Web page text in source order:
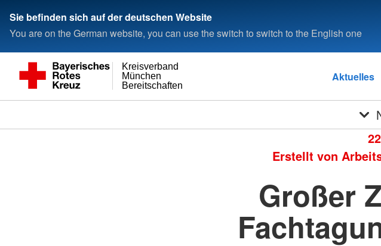
Sie befinden sich auf der deutschen Website
You are on the German website, you can use the switch to switch to the English one
Bereitschaften
München
Kreisverband
Aktuelles
Erstellt von
Großer